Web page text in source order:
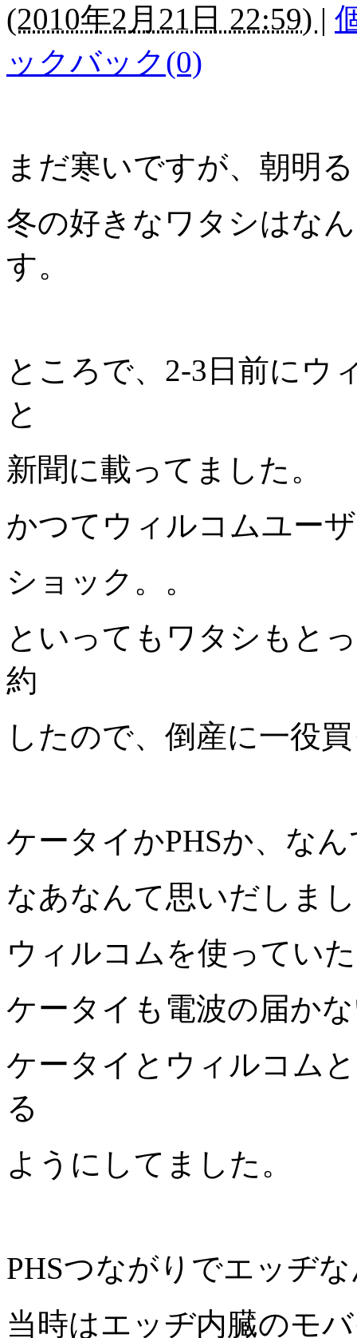
(2010年2月21日 22:59) |
ックバック(0)
まだ寒いですが、朝明
冬の好きなワタシはな
す。
ところで、2-3日前にウ
と
新聞に載ってました。
かつてウィルコムユー
ショック。。
といってもワタシもと
約
したので、倒産に一役
ケータイかPHSか、な
なあなんて思いだしま
ウィルコムを使ってい
ケータイも電波の届か
ケータイとウィルコム
る
ようにしてました。
PHSつながりでエッヂ
当時はエッヂ内臓のモ